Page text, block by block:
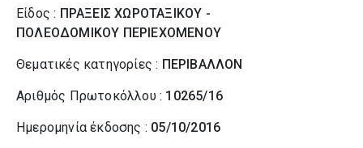
Είδος : ΠΡΑΞΕΙΣ ΧΩΡΟΤΑΞΙΚΟΥ -
ΠΟΛΕΟΔΟΜΙΚΟΥ ΠΕΡΙΕΧΟΜΕΝΟΥ
Θεματικές κατηγορίες : ΠΕΡΙΒΑΛΛΟΝ
Αριθμός Πρωτοκόλλου : 10265/16
Ημερομηνία έκδοσης : 05/10/2016